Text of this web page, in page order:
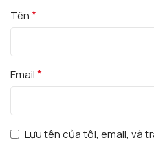
Tên*
Email*
Lưu tên của tôi, email, và